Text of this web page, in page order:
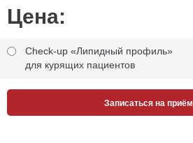
Цена:
Check-up «Липидный профиль»
для курящих пациентов
Записаться на приём